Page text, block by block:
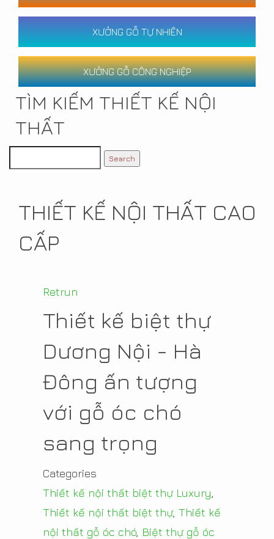
XƯỞNG GỖ TỰ NHIÊN
XƯỞNG GỖ CÔNG NGHIỆP
TÌM KIẾM THIẾT KẾ NỘI
THẤT
THIẾT KẾ NỘI THẤT CAO
CẤP
Retrun
Thiết kế biệt thự
Dương Nội - Hà
Đông ấn tượng
với gỗ óc chó
sang trọng
Categories
Thiết kế nội thất biệt thự Luxury
Thiết kế nội thất biệt thự Thiết kế
nội thất gỗ óc chó Biệt thự gỗ óc